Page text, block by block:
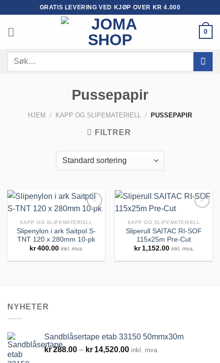
content
GRATIS LEVERING VED KJØP OVER KR 4.000
0
Søk
Pussepapir
HJEM / KAPP OG SLIPEMATERIELL / PUSSEPAPIR
FILTRER
Legg til
huskeliste
KAPP OG SLIPEMATERIELL
Slipenylon i ark Saitpol S-
TNT 120 x 280mm 10-pk
kr 400.00 inkl. mva.
Legg til
huskeliste
KAPP OG SLIPEMATERIELL
Sliperull SAITAC RI-SOF
115x25m Pre-Cut
kr 1,152.00 inkl. mva.
NYHETER
Sandblåsertape etab 33150 50mmx30m
kr288.00 – kr 14,520.00Prisområde:
inkl. mva.